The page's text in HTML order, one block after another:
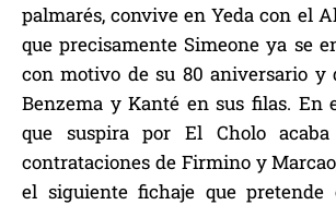
palmarés, convive en Yeda con el
que precisamente Simeone ya se
con motivo de su 80 aniversario y
Benzema y Kanté en sus filas. En
que suspira por El Cholo
contrataciones de Firmino y
el siguiente fichaje que pretende